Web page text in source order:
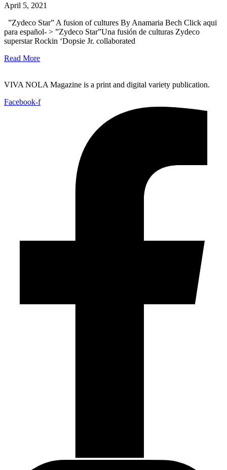
April 5, 2021
”Zydeco Star” A fusion of cultures By Anamaria Bech Click aqui
para español- > ”Zydeco Star”Una fusión de culturas Zydeco
superstar Rockin ‘Dopsie Jr. collaborated
Read More
VIVA NOLA Magazine is a print and digital variety publication.
Facebook-f